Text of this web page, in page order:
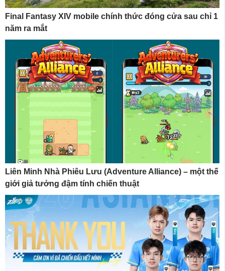
Final Fantasy XIV mobile chính thức đóng cửa sau chỉ 1
năm ra mắt
Liên Minh Nhà Phiêu Lưu (Adventure Alliance) – một thế
giới giả tưởng đậm tính chiến thuật